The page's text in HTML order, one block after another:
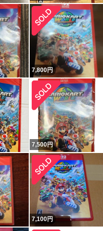
7,800円
7,500円
7,100円